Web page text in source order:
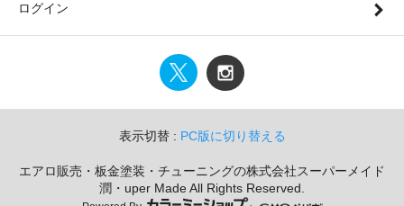
ログイン
表示切替 : PC版に切り替える
エアロ販売・板金塗装・チューニングの株式会社スーパーメイド
潤・uper Made All Rights Reserved.